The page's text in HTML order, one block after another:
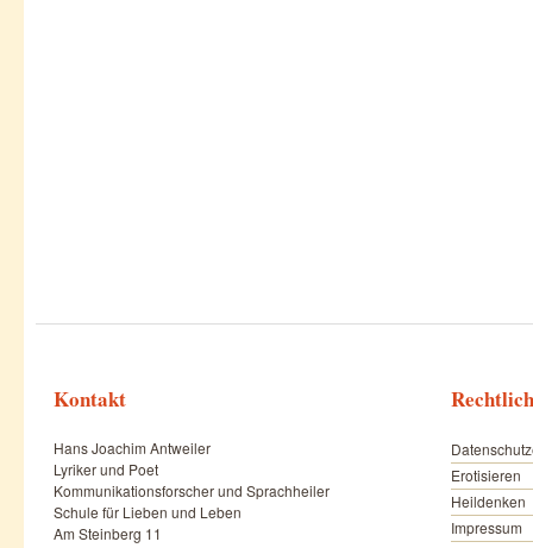
Kontakt
Hans Joachim Antweiler
Lyriker und Poet
Kommunikationsforscher und Sprachheiler
Schule für Lieben und Leben
Am Steinberg 11
Erotisieren
Heildenken
Impressum